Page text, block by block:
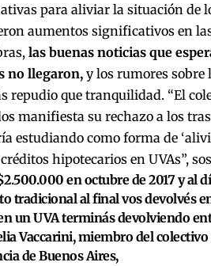
para aliviar la situación de
aumentos significativos en
las buenas noticias que
no llegaron,y los rumores sobre
repudio que tranquilidad. “El
manifiesta su rechazo a los
estudiando como forma de
hipotecarios en UVAs”,
en octubre de 2017 y al
tradicional al final vos devolvés
un UVA terminás devolviendo
Vaccarini, miembro del
de Buenos Aires,